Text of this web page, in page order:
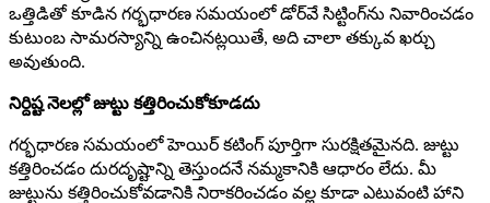
ఒత్తిడితో కూడిన గర్భధారణ సమయంలో డోర్‌వే సిట్టింగ్‌ను నివారించడం
కుటుంబ సామరస్యాన్ని ఉంచినట్లయితే, అది చాలా తక్కువ ఖర్చు
అవుతుంది.
నిర్దిష్ట నెలల్లో జుట్టు కత్తిరించుకోకూడదు
గర్భధారణ సమయంలో హెయిర్ కటింగ్ పూర్తిగా సురక్షితమైనది. జుట్టు
కత్తిరించడం దురదృష్టాన్ని తెస్తుందనే నమ్మకానికి ఆధారం లేదు. మీ
జుట్టును కత్తిరించుకోవడానికి నిరాకరించడం వల్ల కూడా ఎటువంటి హాని